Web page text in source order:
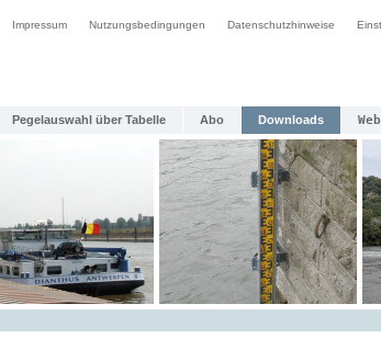
Impressum Nutzungsbedingungen Datenschutzhinweise
Pegelauswahl über Tabelle Abo Downloads